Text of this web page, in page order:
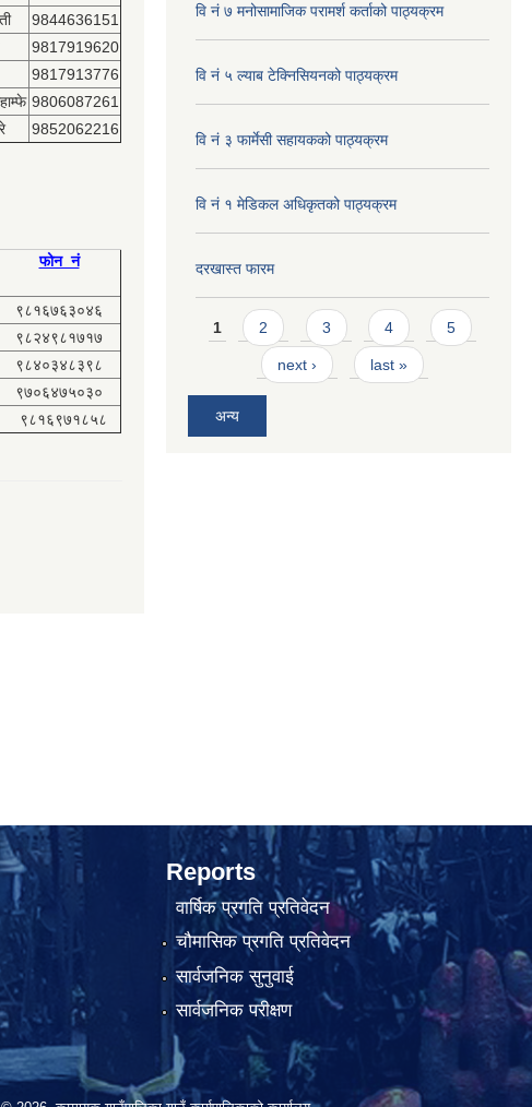
9844636151
9817919620
9817913776
9806087261
9852062216
फोन नं
९८१६७६३०४६
९८२४९८१७१७
९८४०३४८३९८
९७०६४७५०३०
९८१६९७१८५८
वि नं ७ मनोसामाजिक परामर्श कर्ताको पाठ्यक्रम
वि नं ५ ल्याब टेक्निसियनको पाठ्यक्रम
वि नं ३ फार्मेसी सहायकको पाठ्यक्रम
वि नं १ मेडिकल अधिकृतको पाठ्यक्रम
दरखास्त फारम
Pages
1 2 3 4 5
next › last »
अन्य
Reports
वार्षिक प्रगति प्रतिवेदन
चौमासिक प्रगति प्रतिवेदन
सार्वजनिक सुनुवाई
सार्वजनिक परीक्षण